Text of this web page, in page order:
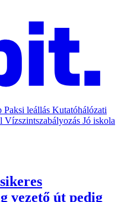
Paksi leállás Kutatóhálózati
Vízszintszabályozás Jó iskola
vezető út pedig